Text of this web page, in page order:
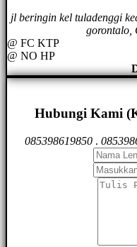
jl beringin kel tuladenggi
gorontalo,
@ FC KTP
@ NO HP
Hubungi Kami
085398619850 .